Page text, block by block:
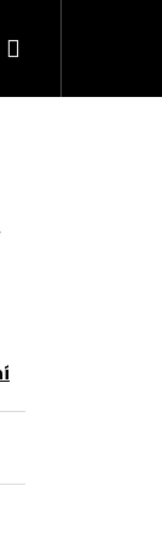
Nákupní